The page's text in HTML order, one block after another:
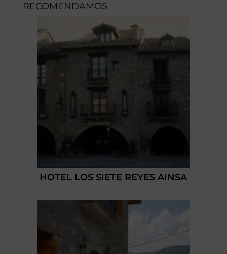
RECOMENDAMOS
HOTEL LOS SIETE REYES AINSA